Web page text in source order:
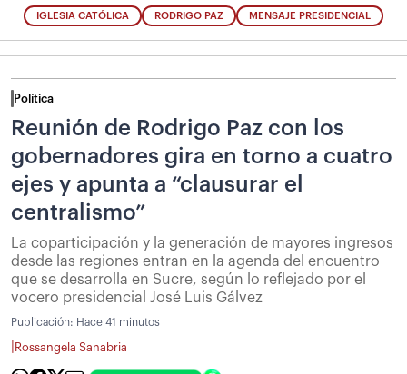
IGLESIA CATÓLICA RODRIGO PAZ MENSAJE PRESIDENCIAL
Política
Reunión de Rodrigo Paz con los
gobernadores gira en torno a cuatro
ejes y apunta a “clausurar el
centralismo”
La coparticipación y la generación de mayores ingresos
desde las regiones entran en la agenda del encuentro
que se desarrolla en Sucre, según lo reflejado por el
vocero presidencial José Luis Gálvez
Publicación: Hace 41 minutos
Rossangela Sanabria